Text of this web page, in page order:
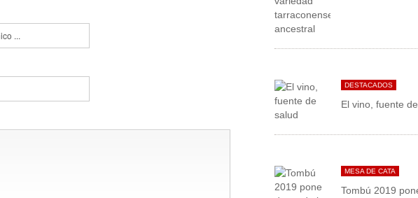
DESTACADOS
El vino, fuente
MESA DE CATA
Tombú 2019